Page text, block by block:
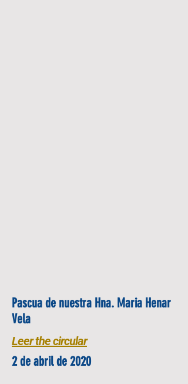
Pascua de nuestra Hna. Maria Henar
Vela
Leer the circular
2 de abril de 2020